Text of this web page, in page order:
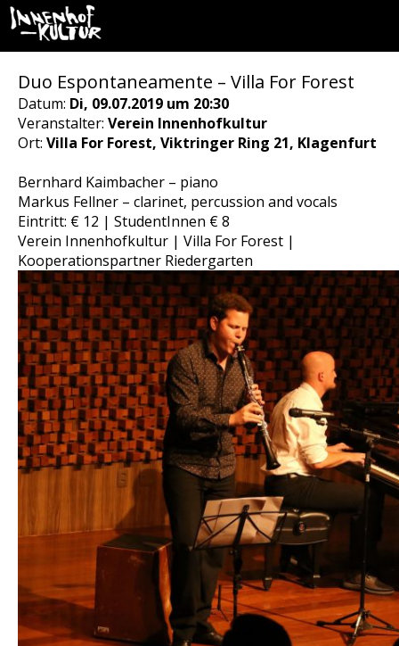
Duo Espontaneamente – Villa For Forest
Datum: Di, 09.07.2019 um 20:30
Veranstalter: Verein Innenhofkultur
Ort: Villa For Forest, Viktringer Ring 21, Klagenfurt
Bernhard Kaimbacher – piano
Markus Fellner – clarinet, percussion and vocals
Eintritt: € 12 | StudentInnen € 8
Verein Innenhofkultur | Villa For Forest |
Kooperationspartner Riedergarten